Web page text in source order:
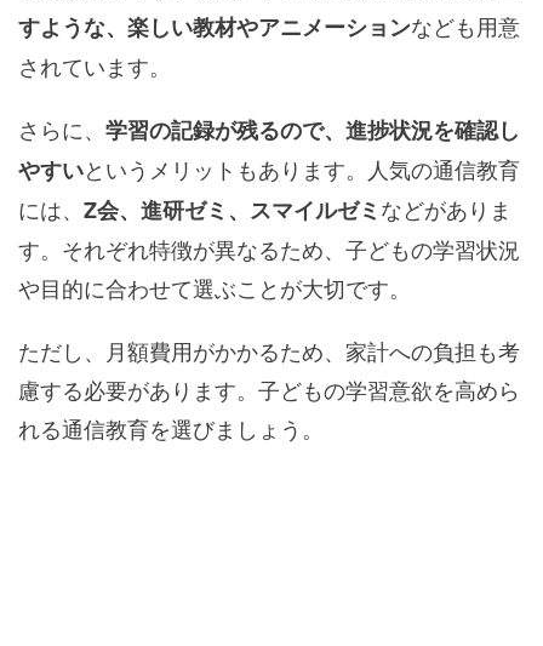
すような、楽しい教材やアニメーションなども用意
されています。
さらに、 学習の記録が残るので、進捗状況を確認し
やすいというメリットもあります。人気の通信教育
には、 Z会、進研ゼミ、スマイルゼミなどがありま
す。それぞれ特徴が異なるため、子どもの学習状況
や目的に合わせて選ぶことが大切です。
ただし、月額費用がかかるため、家計への負担も考
慮する必要があります。子どもの学習意欲を高めら
れる通信教育を選びましょう。